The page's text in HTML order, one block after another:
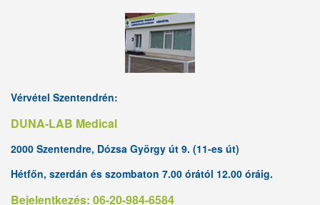
Vérvétel Szentendrén:
DUNA-LAB Medical
2000 Szentendre, Dózsa György út 9. (11-es út)
Hétfőn, szerdán és szombaton 7.00 órától 12.00 óráig.
Bejelentkezés: 06-20-984-6584